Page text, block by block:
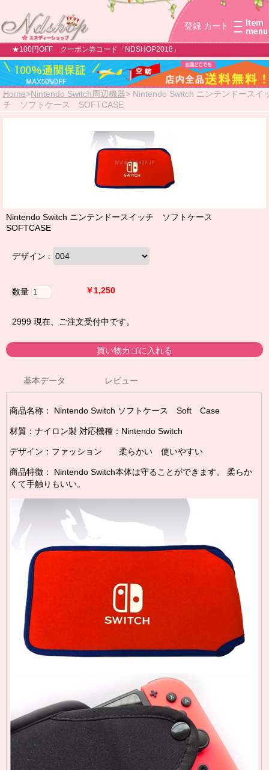
登録 カート
★100円OFF クーポン券コード「NDSHOP2018」
Home>Nintendo Switch周辺機器> Nintendo Switch ニンテンドースイ
チ ソフトケース SOFTCASE
Nintendo Switch ニンテンドースイッチ ソフトケース
SOFTCASE
デザイン :
数量 ￥1,250
2999 現在、ご注文受付中です。
基本データ レビュー
商品名称： Nintendo Switch ソフトケース Soft Case
材質：ナイロン製 対応機種：Nintendo Switch
デザイン：ファッション 柔らかい 使いやすい
商品特徴： Nintendo Switch本体は守ることができます。 柔らか
くて手触りもいい。